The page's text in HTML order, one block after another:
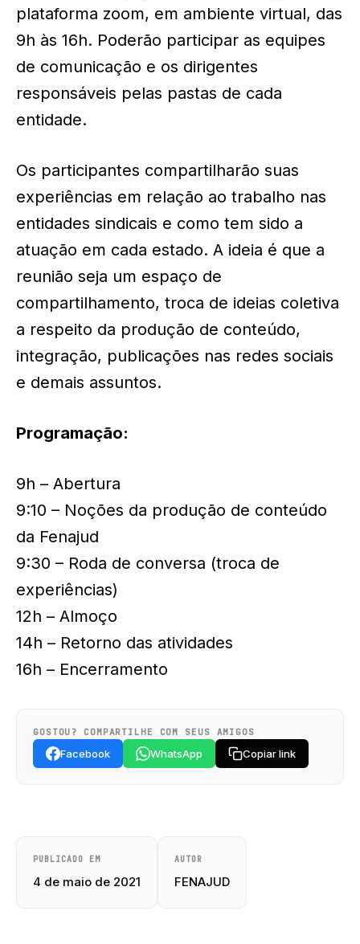
plataforma zoom, em ambiente virtual, das
9h às 16h. Poderão participar as equipes
de comunicação e os dirigentes
responsáveis pelas pastas de cada
entidade.
Os participantes compartilharão suas
experiências em relação ao trabalho nas
entidades sindicais e como tem sido a
atuação em cada estado. A ideia é que a
reunião seja um espaço de
compartilhamento, troca de ideias coletiva
a respeito da produção de conteúdo,
integração, publicações nas redes sociais
e demais assuntos.
Programação:
9h – Abertura
9:10 – Noções da produção de conteúdo
da Fenajud
9:30 – Roda de conversa (troca de
experiências)
12h – Almoço
14h – Retorno das atividades
16h – Encerramento
GOSTOU? COMPARTILHE COM SEUS AMIGOS
Facebook WhatsApp Copiar link
PUBLICADO EM
4 de maio de 2021
AUTOR
FENAJUD